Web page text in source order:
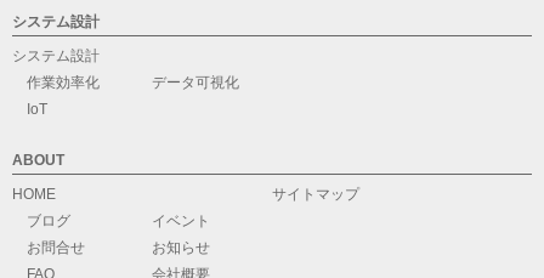
システム設計
システム設計
作業効率化
データ可視化
IoT
ABOUT
HOME
ブログ
イベント
お問合せ
お知らせ
FAQ
会社概要
サイトマップ